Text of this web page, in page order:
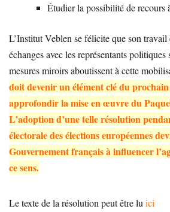
Étudier la possibilité de recours
L’Institut Veblen se félicite que son travail
échanges avec les représentants
mesures miroirs aboutissent à cette
doit devenir un élément clé du
approfondir la mise en œuvre du
L’adoption d’une telle résolution
électorale des élections européennes
Gouvernement français à influencer
ce sens.
Le texte de la résolution peut être lu ici